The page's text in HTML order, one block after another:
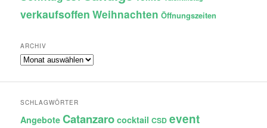
verkaufsoffen Weihnachten Öffnungszeiten
ARCHIV
Archiv
SCHLAGWÖRTER
Angebote Catanzaro cocktail CSD event